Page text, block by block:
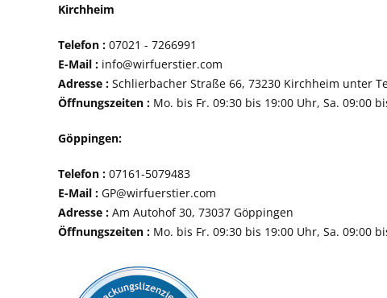
Kirchheim
Telefon : 07021 -
E-Mail : info@wirfuerstier.com
Adresse : Schlierbacher Straße 66, 73230
Öffnungszeiten : Mo. bis Fr. 09:30 bis 19:00 Uhr, Sa. 09:00
Göppingen:
Telefon : 07161-
E-Mail : GP@wirfuerstier.com
Adresse : Am Autohof 30, 73037 Göppingen
Öffnungszeiten : Mo. bis Fr. 09:30 bis 19:00 Uhr, Sa. 09:00